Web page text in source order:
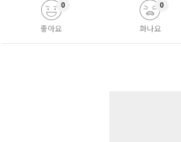
좋아요
0
화나요
0